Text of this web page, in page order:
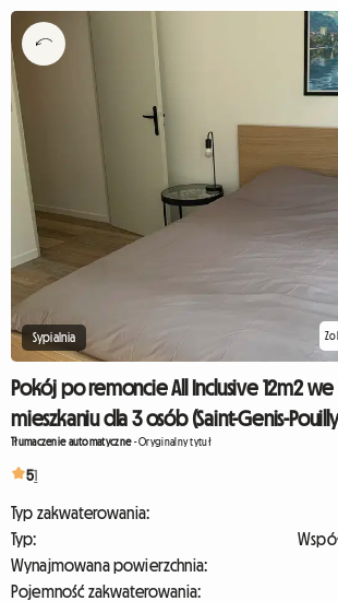
Sypialnia
Pokój po remoncie All Inclusive 12m2
mieszkaniu dla 3 osób (Saint-Genis-
Tłumaczenie automatyczne-Oryginalny tytuł
51
Typ zakwaterowania:
Typ:
Wynajmowana powierzchnia:
Pojemność zakwaterowania: